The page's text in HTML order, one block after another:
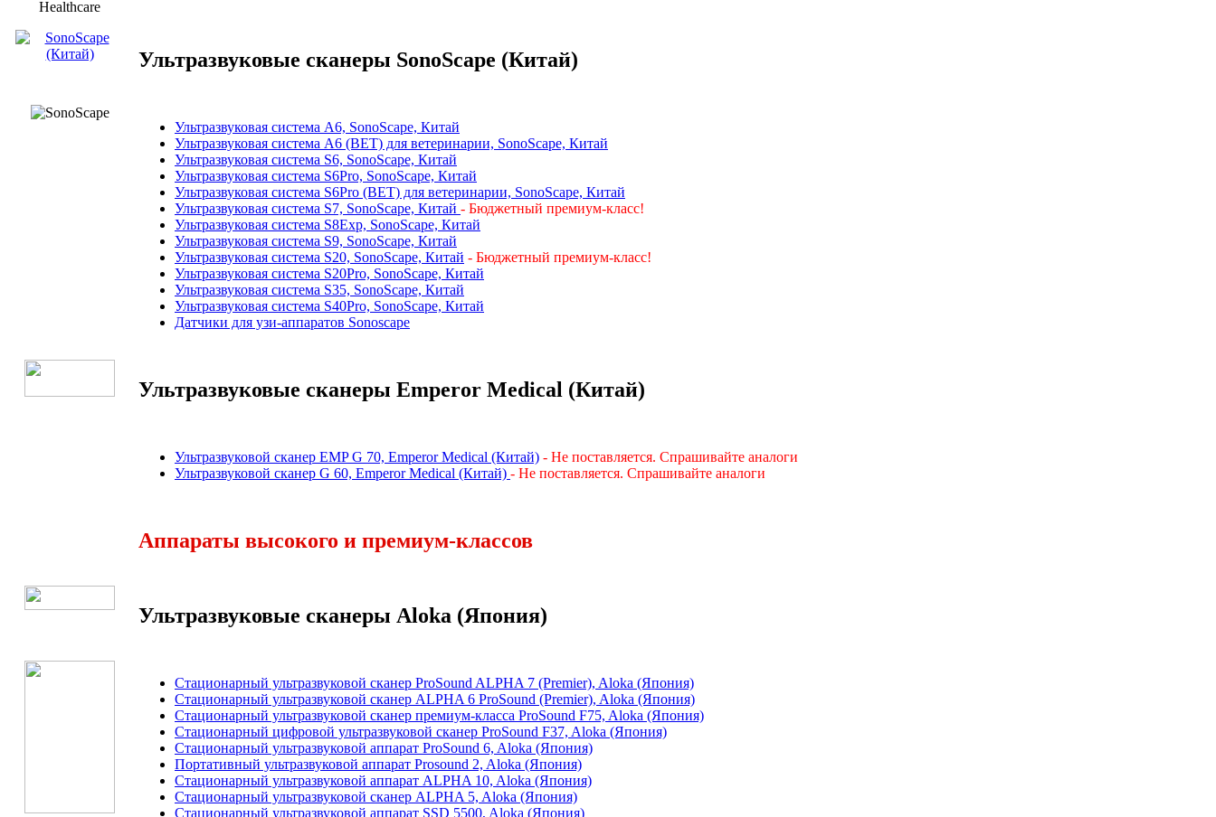
Ультразвуковые сканеры SonoScape (Китай)
Ультразвуковая система А6, SonoScape, Китай
Ультразвуковая система А6 (ВЕТ) для ветеринарии, SonoScape, Китай
Ультразвуковая система S6, SonoScape, Китай
Ультразвуковая система S6Pro, SonoScape, Китай
Ультразвуковая система S6Pro (ВЕТ) для ветеринарии, SonoScape, Китай
Ультразвуковая система S7, SonoScape, Китай - Бюджетный премиум-класс!
Ультразвуковая система S8Exp, SonoScape, Китай
Ультразвуковая система S9, SonoScape, Китай
Ультразвуковая система S20, SonoScape, Китай - Бюджетный премиум-класс!
Ультразвуковая система S20Pro, SonoScape, Китай
Ультразвуковая система S35, SonoScape, Китай
Ультразвуковая система S40Pro, SonoScape, Китай
Датчики для узи-аппаратов Sonoscape
Ультразвуковые сканеры Emperor Medical (Китай)
Ультразвуковой сканер EMP G 70, Emperor Medical (Китай) - Не поставляется. Спрашивайте аналоги
Ультразвуковой сканер G 60, Emperor Medical (Китай) - Не поставляется. Спрашивайте аналоги
Аппараты высокого и премиум-классов
Ультразвуковые сканеры Aloka (Япония)
Стационарный ультразвуковой сканер ProSound ALPHA 7 (Premier), Aloka (Япония)
Стационарный ультразвуковой сканер ALPHA 6 ProSound (Premier), Aloka (Япония)
Стационарный ультразвуковой сканер премиум-класса ProSound F75, Aloka (Япония)
Стационарный цифровой ультразвуковой сканер ProSound F37, Aloka (Япония)
Стационарный ультразвуковой аппарат ProSound 6, Aloka (Япония)
Портативный ультразвуковой аппарат Prosound 2, Aloka (Япония)
Стационарный ультразвуковой аппарат ALPHA 10, Aloka (Япония)
Стационарный ультразвуковой сканер ALPHA 5, Aloka (Япония)
Стационарный ультразвуковой аппарат SSD 5500, Aloka (Япония)